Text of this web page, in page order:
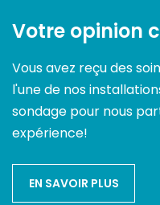
Votre opinion
Vous avez reçu des
l'une de nos
sondage pour nous
expérience!
EN SAVOIR PLUS